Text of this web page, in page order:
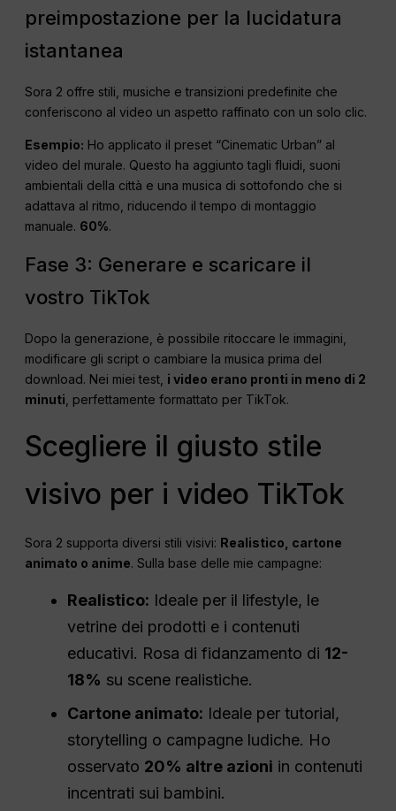
preimpostazione per la lucidatura
istantanea
Sora 2 offre stili, musiche e transizioni predefinite che
conferiscono al video un aspetto raffinato con un solo clic.
Esempio: Ho applicato il preset “Cinematic Urban” al
video del murale. Questo ha aggiunto tagli fluidi, suoni
ambientali della città e una musica di sottofondo che si
adattava al ritmo, riducendo il tempo di montaggio
manuale. 60%.
Fase 3: Generare e scaricare il
vostro TikTok
Dopo la generazione, è possibile ritoccare le immagini,
modificare gli script o cambiare la musica prima del
download. Nei miei test, i video erano pronti in meno di 2
minuti, perfettamente formattato per TikTok.
Scegliere il giusto stile
visivo per i video TikTok
Sora 2 supporta diversi stili visivi: Realistico, cartone
animato o anime. Sulla base delle mie campagne:
Realistico: Ideale per il lifestyle, le
vetrine dei prodotti e i contenuti
educativi. Rosa di fidanzamento di 12-
18% su scene realistiche.
Cartone animato: Ideale per tutorial,
storytelling o campagne ludiche. Ho
osservato 20% altre azioni in contenuti
incentrati sui bambini.